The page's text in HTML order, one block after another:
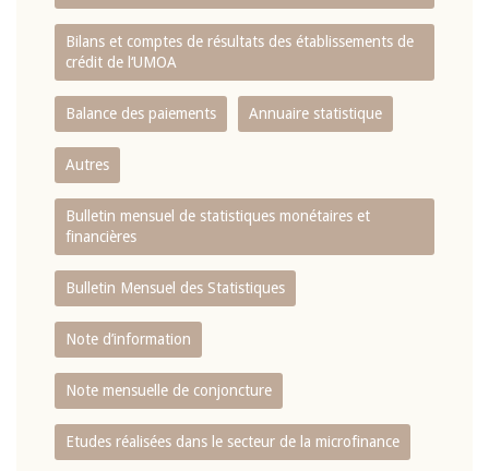
Bilans et comptes de résultats des établissements de
crédit de l‘UMOA
Balance des paiements Annuaire statistique
Autres
Bulletin mensuel de statistiques monétaires et
financières
Bulletin Mensuel des Statistiques
Note d’information
Note mensuelle de conjoncture
Etudes réalisées dans le secteur de la microfinance